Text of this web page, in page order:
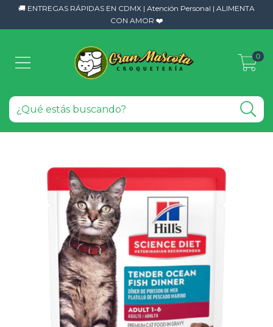
🚚 ENTREGAS RÁPIDAS EN CDMX | Atención Personal | ALIMENTA
CON AMOR ❤️
0